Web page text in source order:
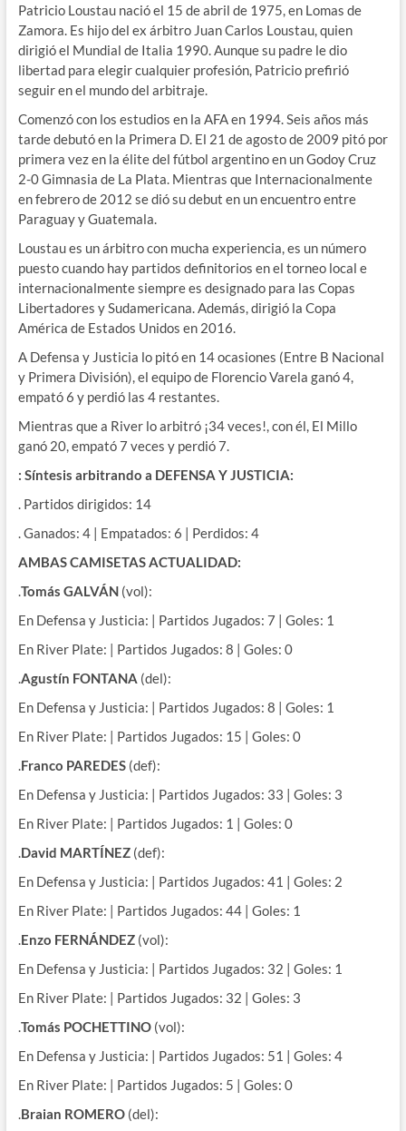
Patricio Loustau nació el 15 de abril de 1975, en Lomas de
Zamora. Es hijo del ex árbitro Juan Carlos Loustau, quien
dirigió el Mundial de Italia 1990. Aunque su padre le dio
libertad para elegir cualquier profesión, Patricio prefirió
seguir en el mundo del arbitraje.
Comenzó con los estudios en la AFA en 1994. Seis años más
tarde debutó en la Primera D. El 21 de agosto de 2009 pitó por
primera vez en la élite del fútbol argentino en un Godoy Cruz
2-0 Gimnasia de La Plata. Mientras que Internacionalmente
en febrero de 2012 se dió su debut en un encuentro entre
Paraguay y Guatemala.
Loustau es un árbitro con mucha experiencia, es un número
puesto cuando hay partidos definitorios en el torneo local e
internacionalmente siempre es designado para las Copas
Libertadores y Sudamericana. Además, dirigió la Copa
América de Estados Unidos en 2016.
A Defensa y Justicia lo pitó en 14 ocasiones (Entre B Nacional
y Primera División), el equipo de Florencio Varela ganó 4,
empató 6 y perdió las 4 restantes.
Mientras que a River lo arbitró ¡34 veces!, con él, El Millo
ganó 20, empató 7 veces y perdió 7.
: Síntesis arbitrando a DEFENSA Y JUSTICIA:
. Partidos dirigidos: 14
. Ganados: 4 | Empatados: 6 | Perdidos: 4
AMBAS CAMISETAS ACTUALIDAD:
.Tomás GALVÁN (vol):
En Defensa y Justicia: | Partidos Jugados: 7 | Goles: 1
En River Plate: | Partidos Jugados: 8 | Goles: 0
.Agustín FONTANA (del):
En Defensa y Justicia: | Partidos Jugados: 8 | Goles: 1
En River Plate: | Partidos Jugados: 15 | Goles: 0
.Franco PAREDES(def):
En Defensa y Justicia: | Partidos Jugados: 33 | Goles: 3
En River Plate: | Partidos Jugados: 1 | Goles: 0
.David MARTÍNEZ(def):
En Defensa y Justicia: | Partidos Jugados: 41 | Goles: 2
En River Plate: | Partidos Jugados: 44 | Goles: 1
.Enzo FERNÁNDEZ (vol):
En Defensa y Justicia: | Partidos Jugados: 32 | Goles: 1
En River Plate: | Partidos Jugados: 32 | Goles: 3
.Tomás POCHETTINO (vol):
En Defensa y Justicia: | Partidos Jugados: 51 | Goles: 4
En River Plate: | Partidos Jugados: 5 | Goles: 0
.Braian ROMERO(del):